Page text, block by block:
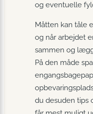
og eventuelle
Måtten kan tåle
og når arbejdet
sammen og
På den måde
du desuden tips